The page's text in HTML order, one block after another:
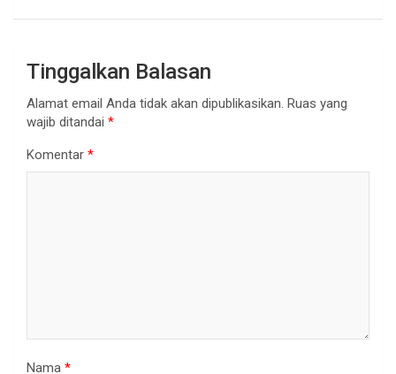
Tinggalkan Balasan
Alamat email Anda tidak akan dipublikasikan. Ruas yang
wajib ditandai *
Komentar *
Nama *